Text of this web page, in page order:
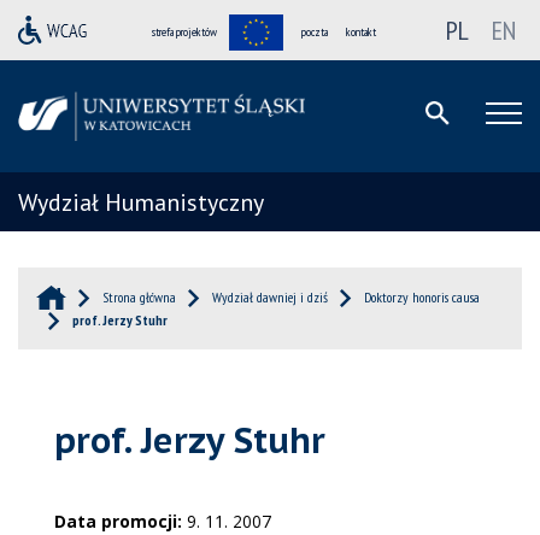
strefa projektów poczta kontakt PL EN
Wydział Humanistyczny
Strona główna Wydział dawniej i dziś
Doktorzy honoris causa
prof. Jerzy Stuhr
prof. Jerzy Stuhr
Data promocji: 9. 11. 2007